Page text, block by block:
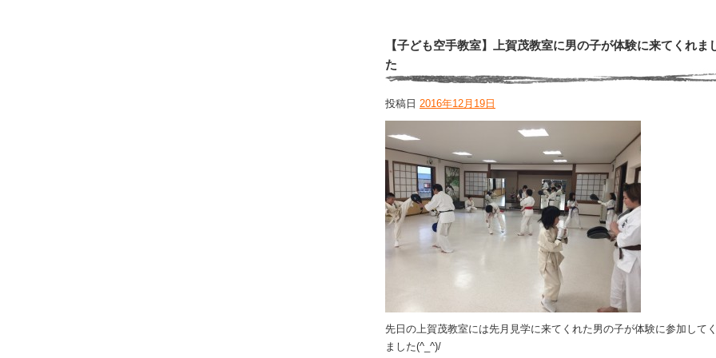
【子ども空手教室】上賀茂教室に男の子が体験に来てくれま
た
投稿日 2016年12月19日
先日の上賀茂教室には先月見学に来てくれた男の子が体験に参加して
ました(^_^)/